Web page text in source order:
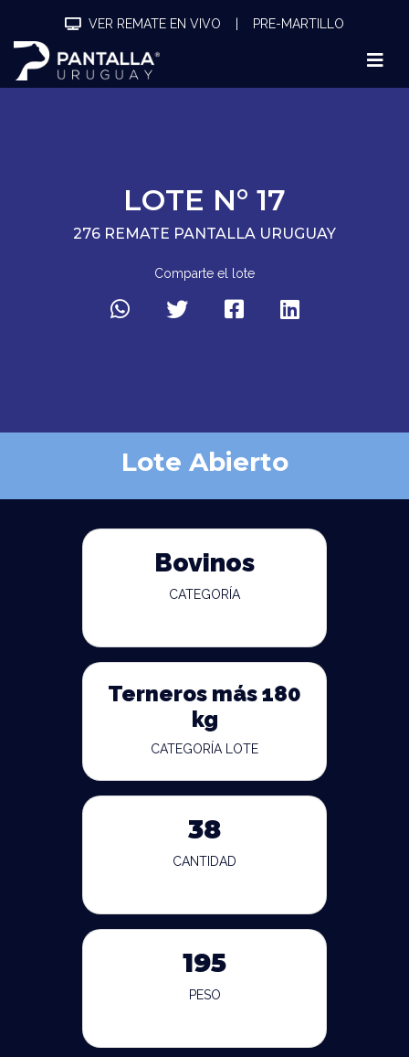
VER REMATE EN VIVO PRE-MARTILLO
LOTE N° 17
276 REMATE PANTALLA URUGUAY
Comparte el lote
Lote Abierto
Bovinos
CATEGORÍA
Terneros más 180
kg
CATEGORÍA LOTE
38
CANTIDAD
195
PESO